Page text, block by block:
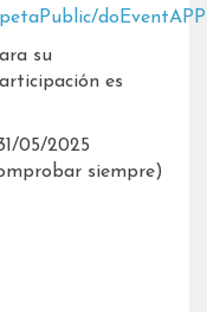
su
es
05/2025
siempre)